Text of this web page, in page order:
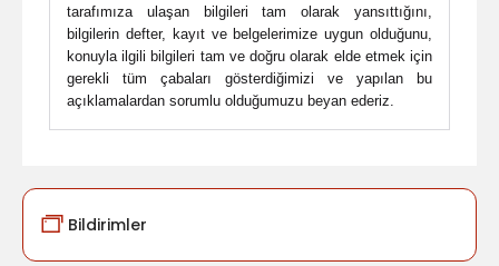
tarafımıza ulaşan bilgileri tam olarak yansıttığını,
bilgilerin defter, kayıt ve belgelerimize uygun olduğunu,
konuyla ilgili bilgileri tam ve doğru olarak elde etmek için
gerekli tüm çabaları gösterdiğimizi ve yapılan bu
açıklamalardan sorumlu olduğumuzu beyan ederiz.
Bildirimler